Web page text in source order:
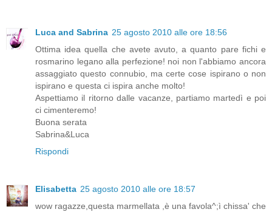
Luca and Sabrina 25 agosto 2010 alle ore 18:56
Ottima idea quella che avete avuto, a quanto pare fichi e
rosmarino legano alla perfezione! noi non l'abbiamo ancora
assaggiato questo connubio, ma certe cose ispirano o non
ispirano e questa ci ispira anche molto!
Aspettiamo il ritorno dalle vacanze, partiamo martedì e poi
ci cimenteremo!
Buona serata
Sabrina&Luca
Rispondi
Elisabetta 25 agosto 2010 alle ore 18:57
wow ragazze,questa marmellata ,è una favola^;ì chissa' che